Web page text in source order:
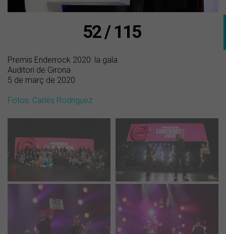
52 / 115
Premis Enderrock 2020: la gala
Auditori de Girona
5 de març de 2020
Fotos: Carles Rodriguez